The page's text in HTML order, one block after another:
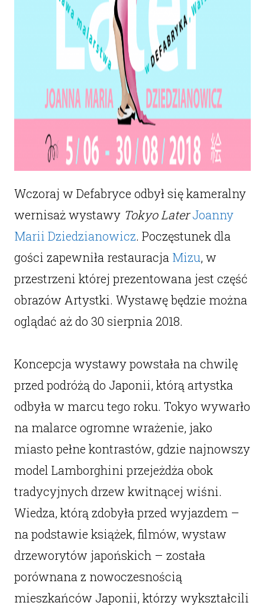
Wczoraj w Defabryce odbył się kameralny
wernisaż wystawy Tokyo Later Joanny
Marii Dziedzianowicz. Poczęstunek dla
gości zapewniła restauracja Mizu, w
przestrzeni której prezentowana jest część
obrazów Artystki. Wystawę będzie można
oglądać aż do 30 sierpnia 2018.
Koncepcja wystawy powstała na chwilę
przed podróżą do Japonii, którą artystka
odbyła w marcu tego roku. Tokyo wywarło
na malarce ogromne wrażenie, jako
miasto pełne kontrastów, gdzie najnowszy
model Lamborghini przejeżdża obok
tradycyjnych drzew kwitnącej wiśni.
Wiedza, którą zdobyła przed wyjazdem –
na podstawie książek, filmów, wystaw
drzeworytów japońskich – została
porównana z nowoczesnością
mieszkańców Japonii, którzy wykształcili